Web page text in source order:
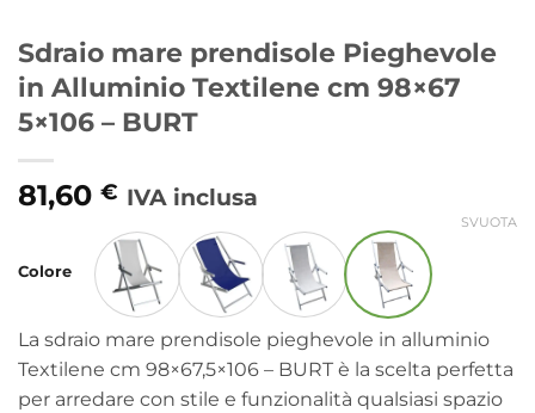
Sdraio mare prendisole Pieghevole
in Alluminio Textilene cm 98×67
5×106 – BURT
81,60 € IVA inclusa
Colore
SVUOTA
La sdraio mare prendisole pieghevole in alluminio
Textilene cm 98×67,5×106 – BURT è la scelta perfetta
per arredare con stile e funzionalità qualsiasi spazio
Alternative: